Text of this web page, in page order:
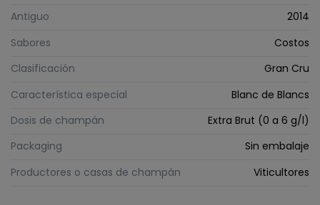
Antiguo
2014
Sabores
Costos
Clasificación
Gran Cru
Característica especial
Blanc de Blancs
Dosis de champán
Extra Brut (0 a 6 g/l)
Packaging
Sin embalaje
Productores o casas de champán
Viticultores